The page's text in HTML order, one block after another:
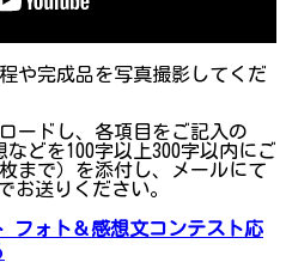
完成品を写真撮影してくだ
ードし、各項目をご記入の
などを100字以上300字以内にご
まで）を添付し、メールにて
お送りください。
フォト＆感想文コンテスト応